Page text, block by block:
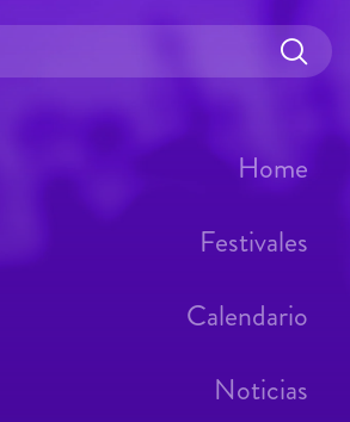
Home
Festivales
Calendario
Noticias